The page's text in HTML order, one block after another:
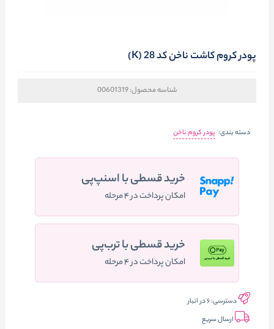
پودر کروم کاشت ناخن کد 28 (K)
شناسه محصول:00601319
دسته بندی: پودر کروم ناخن
خرید قسطی با اسنپ‌پی
امکان پرداخت در ۴ مرحله
خرید قسطی با ترب‌پی
امکان پرداخت در ۴ مرحله
دسترسی:6 در انبار
ارسال سریع